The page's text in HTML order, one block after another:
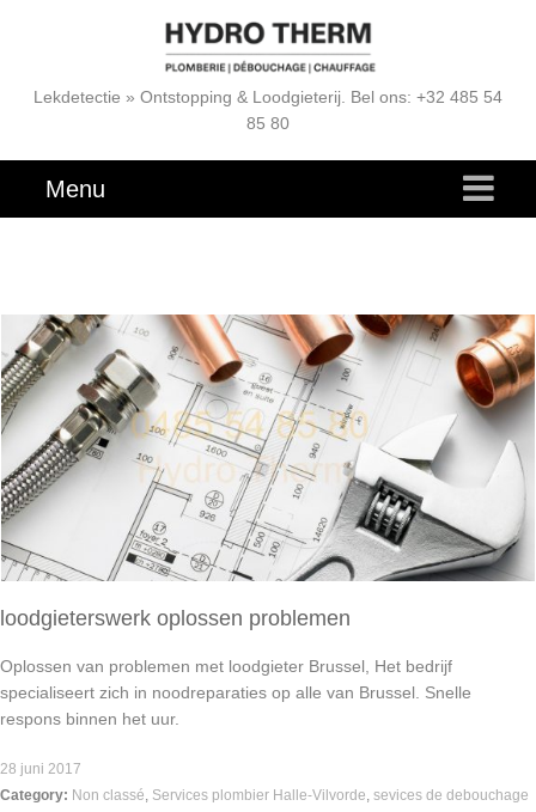
Lekdetectie » Ontstopping & Loodgieterij. Bel ons: +32 485 54
85 80
Menu
loodgieterswerk oplossen problemen
Oplossen van problemen met loodgieter Brussel, Het bedrijf
specialiseert zich in noodreparaties op alle van Brussel. Snelle
respons binnen het uur.
28 juni 2017
Category: Non classé, Services plombier Halle-Vilvorde, sevices de debouchage